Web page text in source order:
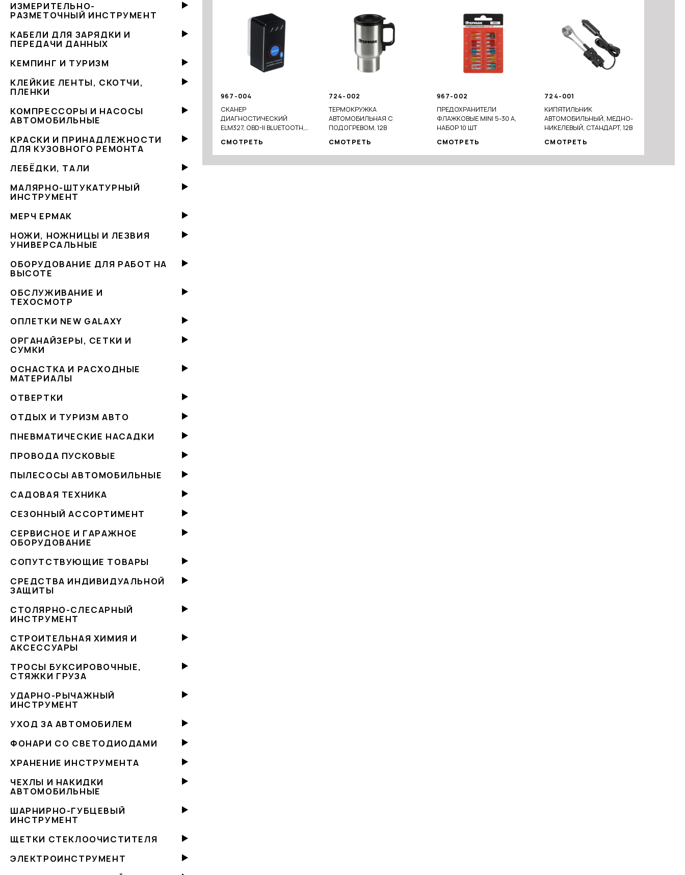
ИЗМЕРИТЕЛЬНО-
РАЗМЕТОЧНЫЙ ИНСТРУМЕНТ
КАБЕЛИ ДЛЯ ЗАРЯДКИ И
ПЕРЕДАЧИ ДАННЫХ
КЕМПИНГ И ТУРИЗМ
КЛЕЙКИЕ ЛЕНТЫ, СКОТЧИ,
ПЛЕНКИ
КОМПРЕССОРЫ И НАСОСЫ
АВТОМОБИЛЬНЫЕ
КРАСКИ И ПРИНАДЛЕЖНОСТИ
ДЛЯ КУЗОВНОГО РЕМОНТА
ЛЕБЁДКИ, ТАЛИ
МАЛЯРНО-ШТУКАТУРНЫЙ
ИНСТРУМЕНТ
МЕРЧ ЕРМАК
НОЖИ, НОЖНИЦЫ И ЛЕЗВИЯ
УНИВЕРСАЛЬНЫЕ
ОБОРУДОВАНИЕ ДЛЯ РАБОТ НА
ВЫСОТЕ
ОБСЛУЖИВАНИЕ И
ТЕХОСМОТР
ОПЛЕТКИ NEW GALAXY
ОРГАНАЙЗЕРЫ, СЕТКИ И
СУМКИ
ОСНАСТКА И РАСХОДНЫЕ
МАТЕРИАЛЫ
ОТВЕРТКИ
ОТДЫХ И ТУРИЗМ АВТО
ПНЕВМАТИЧЕСКИЕ НАСАДКИ
ПРОВОДА ПУСКОВЫЕ
ПЫЛЕСОСЫ АВТОМОБИЛЬНЫЕ
САДОВАЯ ТЕХНИКА
СЕЗОННЫЙ АССОРТИМЕНТ
СЕРВИСНОЕ И ГАРАЖНОЕ
ОБОРУДОВАНИЕ
СОПУТСТВУЮЩИЕ ТОВАРЫ
СРЕДСТВА ИНДИВИДУАЛЬНОЙ
ЗАЩИТЫ
СТОЛЯРНО-СЛЕСАРНЫЙ
ИНСТРУМЕНТ
СТРОИТЕЛЬНАЯ ХИМИЯ И
АКСЕССУАРЫ
ТРОСЫ БУКСИРОВОЧНЫЕ,
СТЯЖКИ ГРУЗА
УДАРНО-РЫЧАЖНЫЙ
ИНСТРУМЕНТ
УХОД ЗА АВТОМОБИЛЕМ
ФОНАРИ СО СВЕТОДИОДАМИ
ХРАНЕНИЕ ИНСТРУМЕНТА
ЧЕХЛЫ И НАКИДКИ
АВТОМОБИЛЬНЫЕ
ШАРНИРНО-ГУБЦЕВЫЙ
ИНСТРУМЕНТ
ЩЕТКИ СТЕКЛООЧИСТИТЕЛЯ
ЭЛЕКТРОИНСТРУМЕНТ
967-004
СКАНЕР
ДИАГНОСТИЧЕСКИЙ
ELM327, OBD-II BLUETOOTH,
СМОТРЕТЬ
724-002
ТЕРМОКРУЖКА
АВТОМОБИЛЬНАЯ С
ПОДОГРЕВОМ, 12В
СМОТРЕТЬ
967-002
ПРЕДОХРАНИТЕЛИ
ФЛАЖКОВЫЕ MINI 5-30 А,
НАБОР 10 ШТ
СМОТРЕТЬ
724-001
КИПЯТИЛЬНИК
АВТОМОБИЛЬНЫЙ, МЕДНО-
НИКЕЛЕВЫЙ, СТАНДАРТ, 12В
СМОТРЕТЬ